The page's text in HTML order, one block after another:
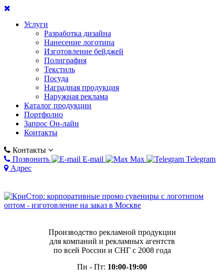
Услуги
Разработка дизайна
Нанесение логотипа
Изготовление бейджей
Полиграфия
Текстиль
Посуда
Наградная продукция
Наружная реклама
Каталог продукции
Портфолио
Запрос Он-лайн
Контакты
Контакты
Позвонить
E-mail Max
Telegram
Адрес
Производство рекламной продукции
для компаний и рекламных агентств
по всей России и СНГ с 2008 года
Пн - Пт: 10:00-19:00